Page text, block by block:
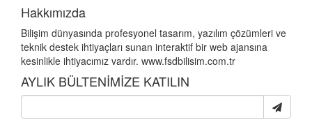
Hakkımızda
Bilişim dünyasında profesyonel tasarım, yazılım çözümleri ve
teknik destek ihtiyaçları sunan interaktif bir web ajansına
kesinlikle ihtiyacımız vardır. www.fsdbilisim.com.tr
AYLIK BÜLTENİMİZE KATILIN